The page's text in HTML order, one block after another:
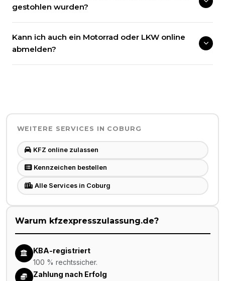
gestohlen wurden?
Kann ich auch ein Motorrad oder LKW online
abmelden?
WEITERE SERVICES IN COBURG
KFZ online zulassen
Kennzeichen bestellen
Alle Services in Coburg
Warum kfzexpresszulassung.de?
KBA-registriert
100 % rechtssicher.
Zahlung nach Erfolg